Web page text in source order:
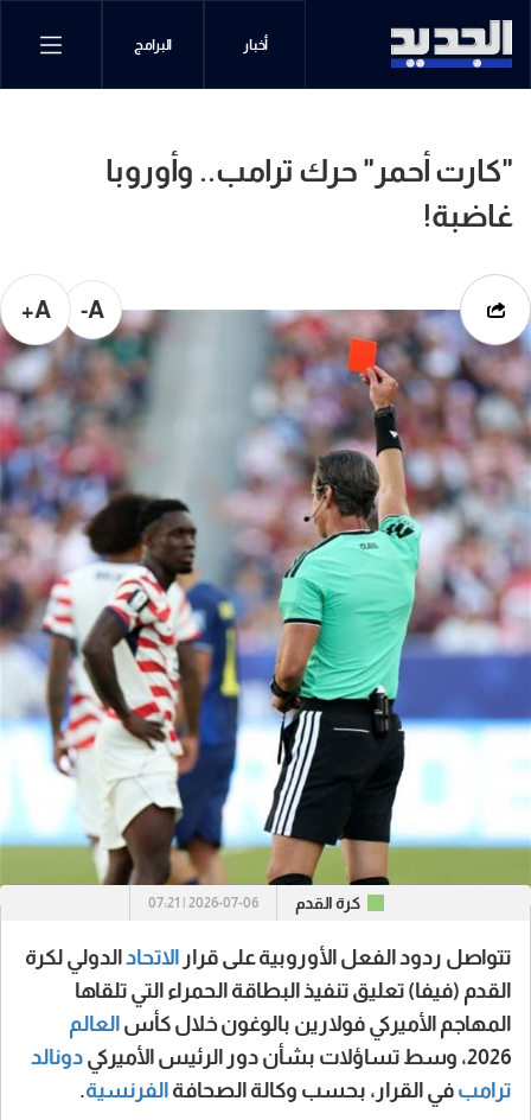
أخبار البرامج
"كارت أحمر" حرك ترامب.. وأوروبا
غاضبة!
A-
A+
كرة القدم 2026-07-06 | 07:21
تتواصل ردود الفعل الأوروبية على قرار الاتحادالدولي لكرة
القدم (فيفا) تعليق تنفيذ البطاقة الحمراء التي تلقاها
المهاجم الأميركي فولارين بالوغون خلال كأس العالم
2026، وسط تساؤلات بشأن دور الرئيس الأميركي
دونالد
ترامب في القرار، بحسب وكالة الصحافة الفرنسية.